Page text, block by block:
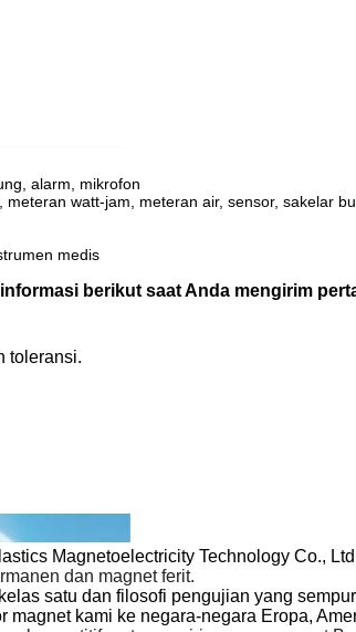
alarm, mikrofon
watt-jam, meteran air, sensor, sakelar
medis
berikut saat Anda mengirim
toleransi.
Magnetoelectricity Technology Co.,
dan magnet ferit.
satu dan filosofi pengujian yang
kami ke negara-negara Eropa,